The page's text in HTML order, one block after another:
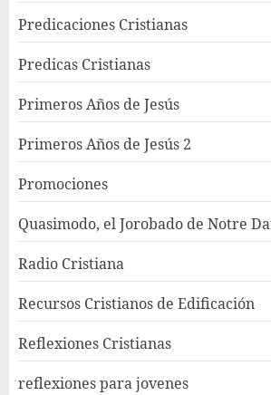
Predicaciones Cristianas
Predicas Cristianas
Primeros Años de Jesús
Primeros Años de Jesús 2
Promociones
Quasimodo, el Jorobado de Notre
Radio Cristiana
Recursos Cristianos de Edificación
Reflexiones Cristianas
reflexiones para jovenes